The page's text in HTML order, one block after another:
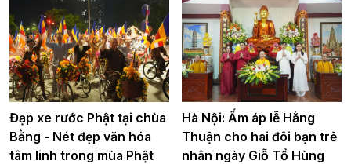
Đạp xe rước Phật tại chùa
Bằng - Nét đẹp văn hóa
tâm linh trong mùa Phật
Hà Nội: Ấm áp lễ Hằng
Thuận cho hai đôi bạn trẻ
nhân ngày Giỗ Tổ Hùng